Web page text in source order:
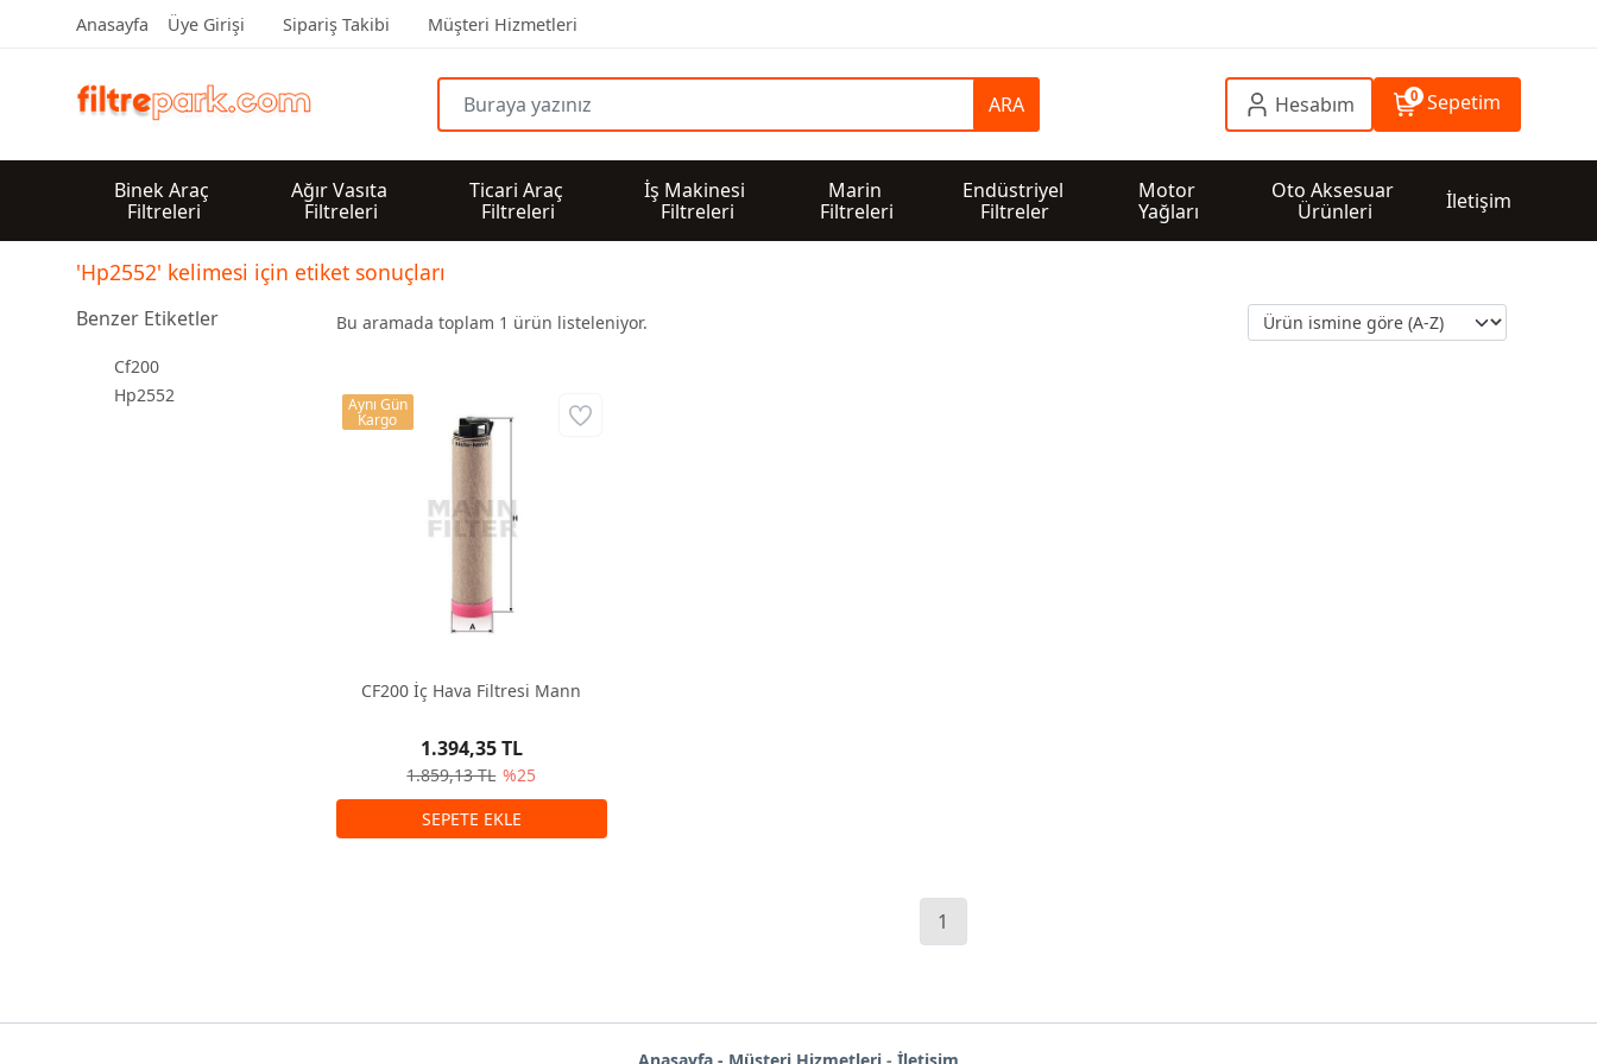
Anasayfa Üye Girişi Sipariş Takibi Müşteri Hizmetleri
ARA Hesabım 0 Sepetim
Binek Araç
Filtreleri
Ağır Vasıta
Filtreleri
Ticari Araç
Filtreleri
İş Makinesi
Filtreleri
Marin
Filtreleri
Endüstriyel
Filtreler
Motor
Yağları
Oto Aksesuar
Ürünleri
İletişim
'Hp2552' kelimesi için etiket sonuçları
Benzer Etiketler
Cf200
Hp2552
Bu aramada toplam 1 ürün listeleniyor.
CF200 İç Hava Filtresi Mann
1.859,13 TL %25
1.394,35 TL
Aynı Gün
Kargo
1